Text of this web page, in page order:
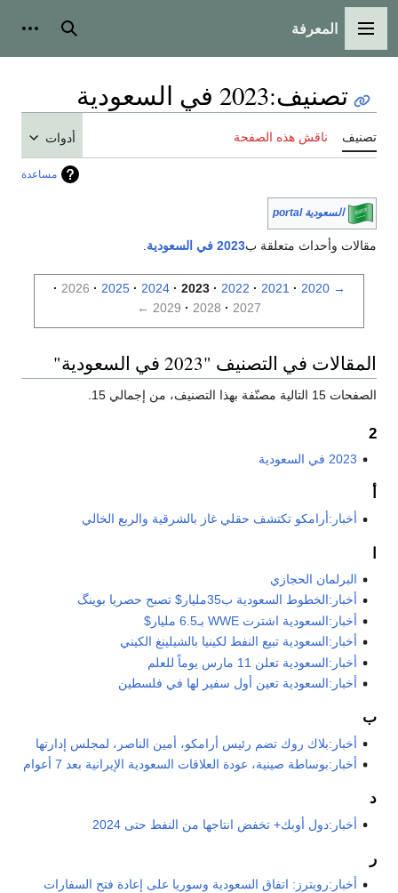
القائمة الرئيسية
المعرفة بحث
تصنيف:2023 في السعودية
تصنيف ناقش هذه الصفحة أدوات
مساعدة
السعودية portal
مقالات وأحداث متعلقة ب2023 في السعودية
→
2020
2021
2022
2023
2024
2025
2026
2027
2028
2029
←
المقالات في التصنيف "2023 في السعودية"
الصفحات 15 التالية مصنّفة بهذا التصنيف، من إجمالي 15.
2
2023 في السعودية
أخبار:أرامكو تكتشف حقلي غاز بالشرقية والربع الخالي
البرلمان الحجازي
أخبار:الخطوط السعودية ب35مليار$ تصبح حصريا بوينگ
أخبار:السعودية اشترت WWE بـ6.5 مليار$
أخبار:السعودية تبيع النفط لكينيا بالشيلينغ الكيني
أخبار:السعودية تعلن 11 مارس يوماً للعلم
أخبار:السعودية تعين أول سفير لها في فلسطين
ب
أخبار:بلاك روك تضم رئيس أرامكو، أمين الناصر، لمجلس إدارتها
أخبار:بوساطة صينية، عودة العلاقات السعودية الإيرانية بعد 7 أعوام
د
أخبار:دول أوبك+ تخفض انتاجها من النفط حتى 2024
ر
أخبار:رويترز: اتفاق السعودية وسوريا على إعادة فتح السفارات